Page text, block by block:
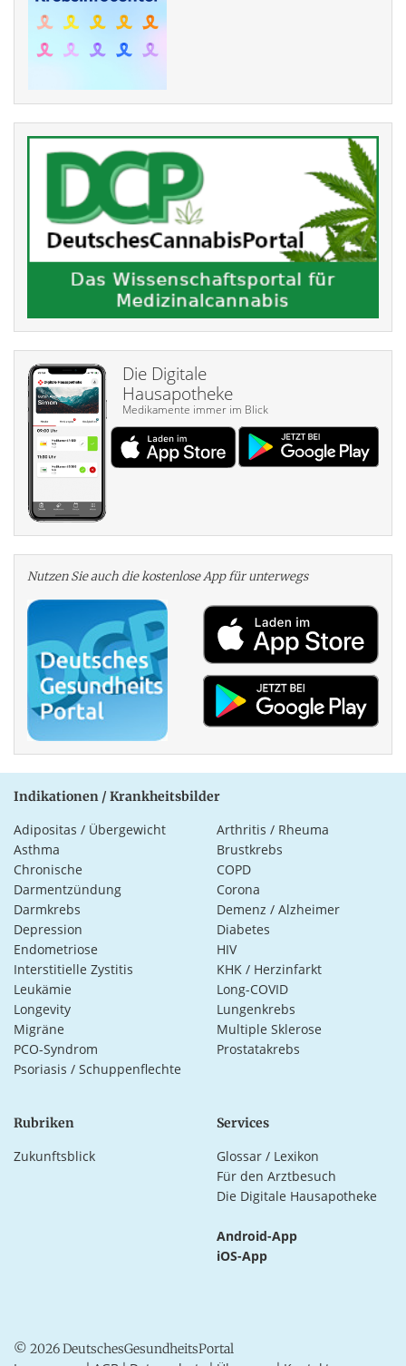
Die Digitale
Hausapotheke
Medikamente immer im Blick
Nutzen Sie auch die kosten­lose App für unterwegs
Indikationen / Krankheitsbilder
Adipositas / Übergewicht
Arthritis / Rheuma
Asthma
Brustkrebs
Chronische
Darmentzündung
COPD
Corona
Darmkrebs
Demenz / Alzheimer
Depression
Diabetes
Endometriose
HIV
Interstitielle Zystitis
KHK / Herzinfarkt
Leukämie
Long-COVID
Longevity
Lungenkrebs
Migräne
Multiple Sklerose
PCO-Syndrom
Prostatakrebs
Psoriasis / Schuppenflechte
Rubriken
Zukunftsblick
Services
Glossar / Lexikon
Für den Arztbesuch
Die Digitale Hausapotheke
Android-App
iOS-App
© 2026 DeutschesGesundheitsPortal